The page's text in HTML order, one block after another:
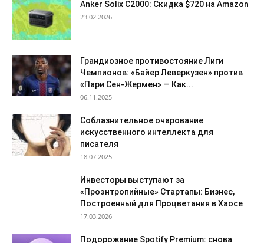
Anker Solix C2000: Скидка $720 на Amazon
23.02.2026
Грандиозное противостояние Лиги
Чемпионов: «Байер Леверкузен» против
«Пари Сен-Жермен» — Как...
06.11.2025
Соблазнительное очарование
искусственного интеллекта для
писателя
18.07.2025
Инвесторы выступают за
«Проэнтропийные» Стартапы: Бизнес,
Построенный для Процветания в Хаосе
17.03.2026
Подорожание Spotify Premium: снова